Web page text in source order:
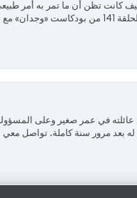
كانت تظن أن ما تمر به أمر
مع ...
عائلته في عمر صغير وعلى
بعد مرور سنة كاملة. تواصل معي